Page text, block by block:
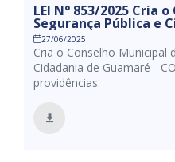
LEI N° 853/2025 Cria
Segurança Pública e
COMSEG e dá outras
27/06/2025
Cria o Conselho Municipal
Cidadania de Guamaré -
providências.